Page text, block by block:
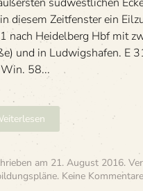
die­sem Zeit­fens­ter ein
nach Hei­del­berg Hbf mit
und in Ludwigshafen. E
58...
am 21. August 2016.
. Keine Kommentare